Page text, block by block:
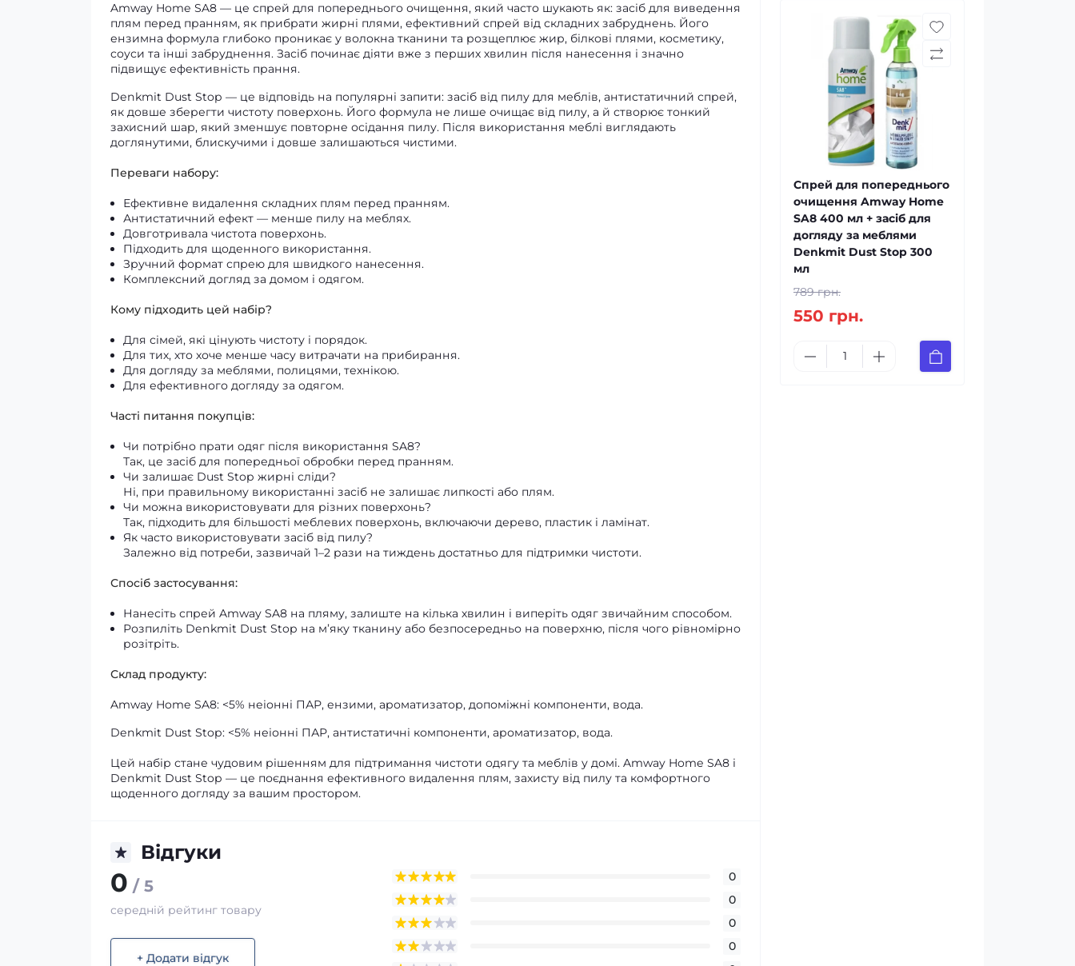
Amway Home SA8 — це спрей для попереднього очищення, який часто шукають як: засіб для виведення
плям перед пранням, як прибрати жирні плями, ефективний спрей від складних забруднень. Його
ензимна формула глибоко проникає у волокна тканини та розщеплює жир, білкові плями, косметику,
соуси та інші забруднення. Засіб починає діяти вже з перших хвилин після нанесення і значно
підвищує ефективність прання.
Denkmit Dust Stop — це відповідь на популярні запити: засіб від пилу для меблів, антистатичний спрей,
як довше зберегти чистоту поверхонь. Його формула не лише очищає від пилу, а й створює тонкий
захисний шар, який зменшує повторне осідання пилу. Після використання меблі виглядають
доглянутими, блискучими і довше залишаються чистими.
Переваги набору:
Ефективне видалення складних плям перед пранням.
Антистатичний ефект — менше пилу на меблях.
Довготривала чистота поверхонь.
Підходить для щоденного використання.
Зручний формат спрею для швидкого нанесення.
Комплексний догляд за домом і одягом.
Кому підходить цей набір?
Для сімей, які цінують чистоту і порядок.
Для тих, хто хоче менше часу витрачати на прибирання.
Для догляду за меблями, полицями, технікою.
Для ефективного догляду за одягом.
Часті питання покупців:
Чи потрібно прати одяг після використання SA8?
Так, це засіб для попередньої обробки перед пранням.
Чи залишає Dust Stop жирні сліди?
Ні, при правильному використанні засіб не залишає липкості або плям.
Чи можна використовувати для різних поверхонь?
Так, підходить для більшості меблевих поверхонь, включаючи дерево, пластик і ламінат.
Як часто використовувати засіб від пилу?
Залежно від потреби, зазвичай 1–2 рази на тиждень достатньо для підтримки чистоти.
Спосіб застосування:
Нанесіть спрей Amway SA8 на пляму, залиште на кілька хвилин і виперіть одяг звичайним способом.
Розпиліть Denkmit Dust Stop на м’яку тканину або безпосередньо на поверхню, після чого рівномірно
розітріть.
Склад продукту:
Amway Home SA8: <5% неіонні ПАР, ензими, ароматизатор, допоміжні компоненти, вода.
Denkmit Dust Stop: <5% неіонні ПАР, антистатичні компоненти, ароматизатор, вода.
Цей набір стане чудовим рішенням для підтримання чистоти одягу та меблів у домі. Amway Home SA8 і
Denkmit Dust Stop — це поєднання ефективного видалення плям, захисту від пилу та комфортного
щоденного догляду за вашим простором.
Відгуки
0 / 5
середній рейтинг товару
+ Додати відгук
0
0
0
0
Спрей для попереднього
очищення Amway Home
SA8 400 мл + засіб для
догляду за меблями
Denkmit Dust Stop 300
мл
789 грн.
550 грн.